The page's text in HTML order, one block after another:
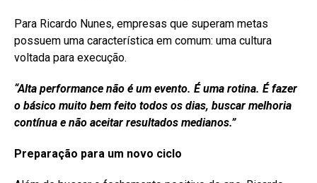
Para Ricardo Nunes, empresas que superam metas
possuem uma característica em comum: uma cultura
voltada para execução.
“Alta performance não é um evento. É uma rotina. É fazer
o básico muito bem feito todos os dias, buscar melhoria
contínua e não aceitar resultados medianos.”
Preparação para um novo ciclo